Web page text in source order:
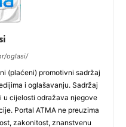
oglasi/
(plaćeni) promotivni sadržaj
i oglašavanju. Sadržaj
u cijelosti odražava njegove
Portal ATMA ne preuzima
zakonitost, znanstvenu